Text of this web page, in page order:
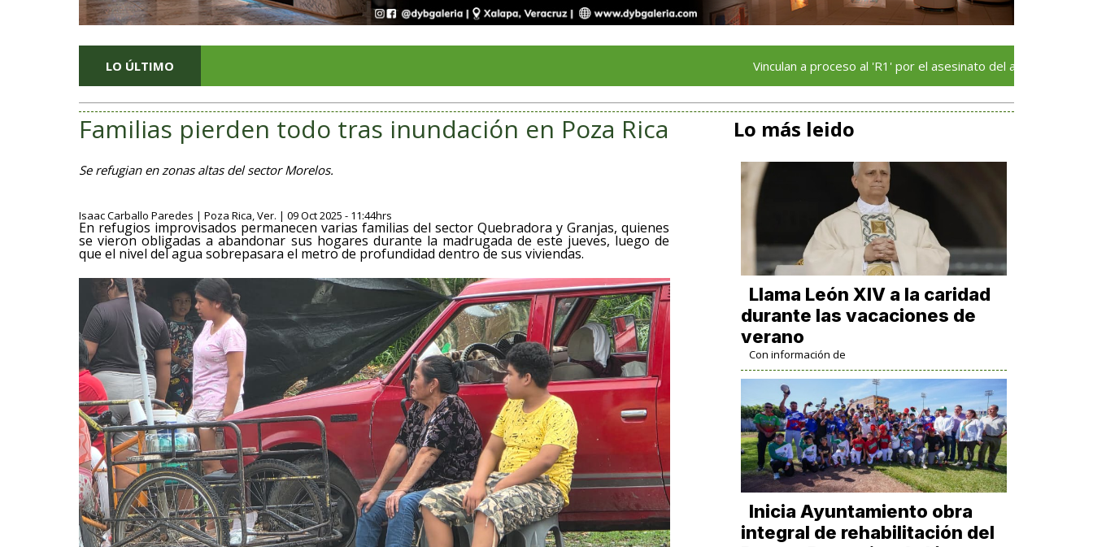
LO ÚLTIMO Vinculan a proceso al 'R1' por el asesinato del alcalde Carlos Manzo
Familias pierden todo tras inundación en Poza Rica
Se refugian en zonas altas del sector Morelos.
Isaac Carballo Paredes | Poza Rica, Ver. | 09 Oct 2025 - 11:44hrs
En refugios improvisados permanecen varias familias del sector Quebradora y Granjas, quienes
se vieron obligadas a abandonar sus hogares durante la madrugada de este jueves, luego de
que el nivel del agua sobrepasara el metro de profundidad dentro de sus viviendas.
Lo más leido
Llama León XIV a la caridad
durante las vacaciones de
verano
Con información de
Inicia Ayuntamiento obra
integral de rehabilitación del